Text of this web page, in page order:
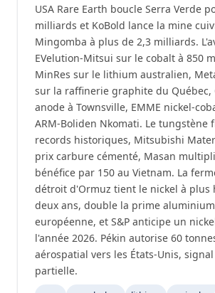
USA Rare Earth boucle Serra Verde
milliards et KoBold lance la mine
Mingomba à plus de 2,3 milliards.
EVelution-Mitsui sur le cobalt à 850
MinRes sur le lithium australien,
sur la raffinerie graphite du Québec,
anode à Townsville, EMME nickel-
ARM-Boliden Nkomati. Le tungstène
records historiques, Mitsubishi
prix carbure cémenté, Masan
bénéfice par 150 au Vietnam. La
détroit d'Ormuz tient le nickel à plus
deux ans, double la prime
européenne, et S&P anticipe un
l'année 2026. Pékin autorise 60
aérospatial vers les États-Unis,
partielle.